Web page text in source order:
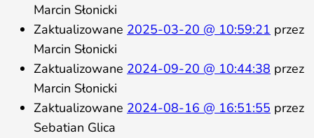
Marcin Słonicki
Zaktualizowane 2025-03-20 @ 10:59:21 przez
Marcin Słonicki
Zaktualizowane 2024-09-20 @ 10:44:38 przez
Marcin Słonicki
Zaktualizowane 2024-08-16 @ 16:51:55 przez
Sebatian Glica